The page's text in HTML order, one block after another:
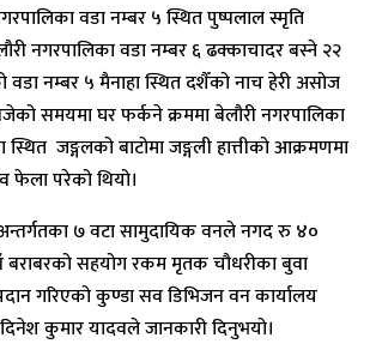
वडा नम्बर ५ स्थित पुष्पलाल स्मृति
नगरपालिका वडा नम्बर ६ ढक्काचादर बस्ने २२
वडा नम्बर ५ मैनाहा स्थित दशैँको नाच हेरी असोज
समयमा घर फर्कने क्रममा बेलौरी नगरपालिका
स्थित जङ्गलको बाटोमा जङ्गली हात्तीको आक्रमणमा
फेला परेको थियो।
७ वटा सामुदायिक वनले नगद रु ४०
सहयोग रकम मृतक चौधरीका बुवा
गरिएको कुण्डा सव डिभिजन वन कार्यालय
कुमार यादवले जानकारी दिनुभयो।